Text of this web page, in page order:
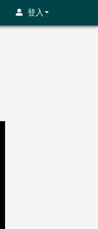
登入